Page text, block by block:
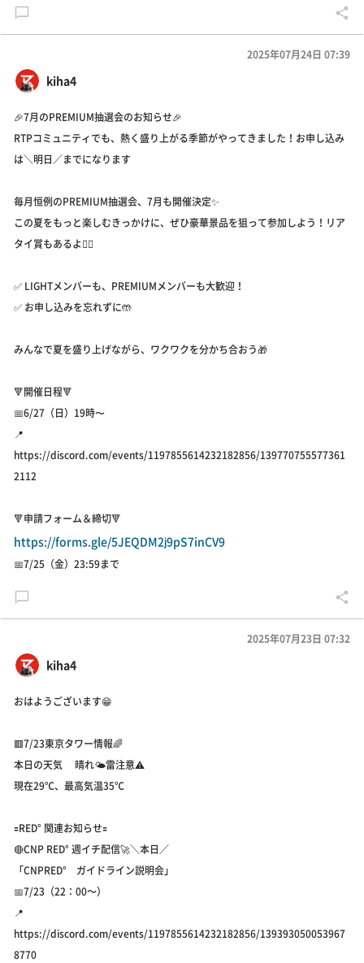
kiha4
2025年07月24日 07:39
🎉7月のPREMIUM抽選会のお知らせ🎉
RTPコミュニティでも、熱く盛り上がる季節がやってきました！お申し込み
は＼明日／までになります
毎月恒例のPREMIUM抽選会、7月も開催決定✨
この夏をもっと楽しむきっかけに、ぜひ豪華景品を狙って参加しよう！リア
タイ賞もあるよ🙆‍♀️
✅ LIGHTメンバーも、PREMIUMメンバーも大歓迎！
✅ お申し込みを忘れずに🤲
みんなで夏を盛り上げながら、ワクワクを分かち合おう🎁
🔻開催日程🔻
📅6/27（日）19時〜
📍
https://discord.com/events/1197855614232182856/139770755577361
2112
🔻申請フォーム＆締切🔻
https://forms.gle/5JEQDM2j9pS7inCV9
📅7/25（金）23:59まで
kiha4
2025年07月23日 07:32
おはようございます😁
🟥7/23東京タワー情報🌈
本日の天気 晴れ🌤️雷注意⚠️
現在29℃、最高気温35℃
🟰RED° 関連お知らせ🟰
🔴CNP RED° 週イチ配信🚀＼本日／
「CNPRED° ガイドライン説明会」
📅7/23（22：00～）
📍
https://discord.com/events/1197855614232182856/139393050053967
8770